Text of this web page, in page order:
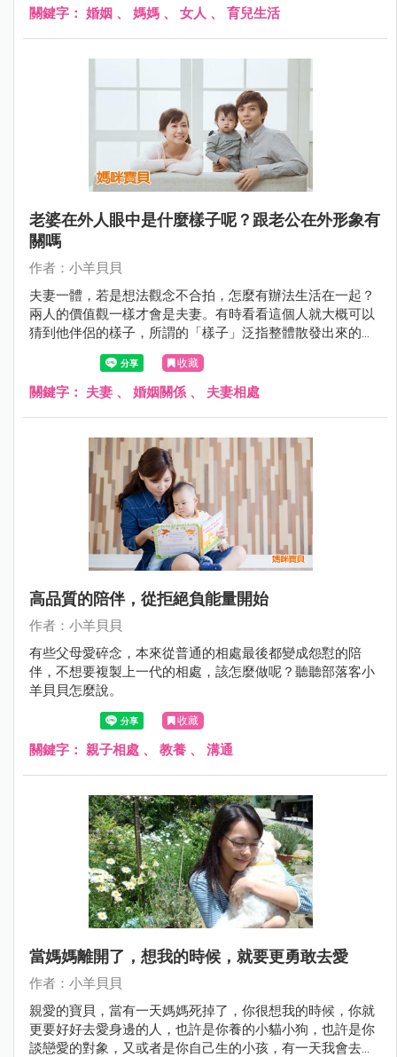
了! 我需要一個工具箱，此時腦中想起看過的一篇文章《結
關鍵字： 婚姻 、 媽媽 、 女人 、 育兒生活
老婆在外人眼中是什麼樣子呢？跟老公在外形象有
關嗎
作者：小羊貝貝
夫妻一體，若是想法觀念不合拍，怎麼有辦法生活在一起？
兩人的價值觀一樣才會是夫妻。有時看看這個人就大概可以
猜到他伴侶的樣子，所謂的「樣子」泛指整體散發出來的感
覺、氣質、說話方式、習慣動作，這樣的說法對嗎？
收藏
關鍵字： 夫妻 、 婚姻關係 、 夫妻相處
高品質的陪伴，從拒絕負能量開始
作者：小羊貝貝
有些父母愛碎念，本來從普通的相處最後都變成怨懟的陪
伴，不想要複製上一代的相處，該怎麼做呢？聽聽部落客小
羊貝貝怎麼說。
收藏
關鍵字： 親子相處 、 教養 、 溝通
當媽媽離開了，想我的時候，就要更勇敢去愛
作者：小羊貝貝
親愛的寶貝，當有一天媽媽死掉了，你很想我的時候，你就
更要好好去愛身邊的人，也許是你養的小貓小狗，也許是你
談戀愛的對象，又或者是你自己生的小孩，有一天我會去看